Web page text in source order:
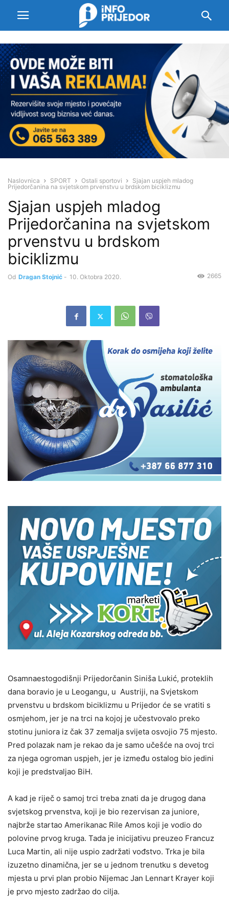
Naslovnica SPORT Ostali sportovi
Sjajan uspjeh mladog
Prijedorčanina na svjetskom prvenstvu u brdskom biciklizmu
Sjajan uspjeh mladog
Prijedorčanina na svjetskom
prvenstvu u brdskom
biciklizmu
Od Dragan Stojnić - 10. Oktobra 2020. 2665
Osamnaestogodišnji Prijedorčanin Siniša Lukić, proteklih
dana boravio je u Leogangu, u Austriji, na Svjetskom
prvenstvu u brdskom biciklizmu u Prijedor će se vratiti s
osmjehom, jer je na trci na kojoj je učestvovalo preko
stotinu juniora iz čak 37 zemalja svijeta osvojio 75 mjesto.
Pred polazak nam je rekao da je samo učešće na ovoj trci
za njega ogroman uspjeh, jer je između ostalog bio jedini
koji je predstvaljao BiH.
A kad je riječ o samoj trci treba znati da je drugog dana
svjetskog prvenstva, koji je bio rezervisan za juniore,
najbrže startao Amerikanac Rile Amos koji je vodio do
polovine prvog kruga. Tada je inicijativu preuzeo Francuz
Luca Martin, ali nije uspio zadržati vođstvo. Trka je bila
izuzetno dinamična, jer se u jednom trenutku s devetog
mjesta u prvi plan probio Nijemac Jan Lennart Krayer koji
je prvo mjesto zadržao do cilja.